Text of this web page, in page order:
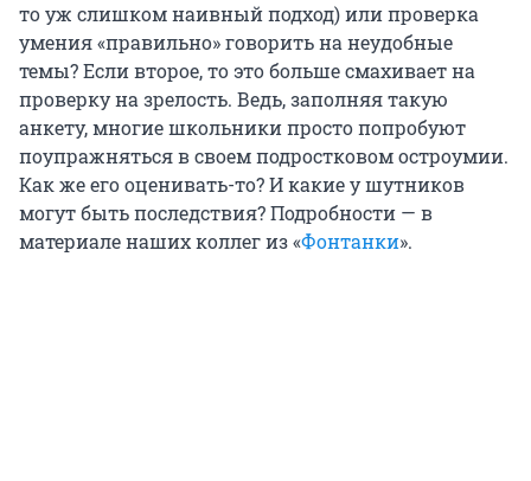
то уж слишком наивный подход) или проверка
умения «правильно» говорить на неудобные
темы? Если второе, то это больше смахивает на
проверку на зрелость. Ведь, заполняя такую
анкету, многие школьники просто попробуют
поупражняться в своем подростковом остроумии.
Как же его оценивать-то? И какие у шутников
могут быть последствия? Подробности — в
материале наших коллег из «Фонтанки».